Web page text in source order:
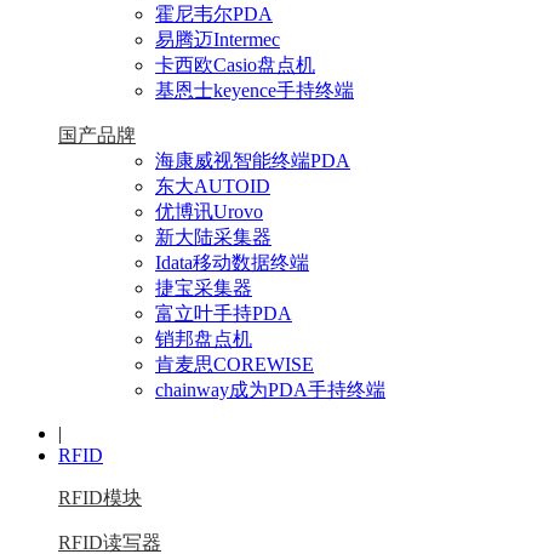
霍尼韦尔PDA
易腾迈Intermec
卡西欧Casio盘点机
基恩士keyence手持终端
国产品牌
海康威视智能终端PDA
东大AUTOID
优博讯Urovo
新大陆采集器
Idata移动数据终端
捷宝采集器
富立叶手持PDA
销邦盘点机
肯麦思COREWISE
chainway成为PDA手持终端
|
RFID
RFID模块
RFID读写器